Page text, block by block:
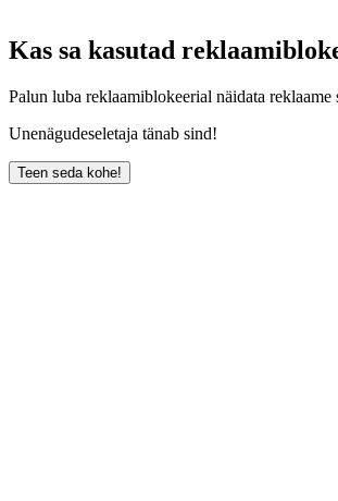
Kas sa kasutad
Palun luba reklaamiblokeerial näidata reklaame
Unenägudeseletaja tänab sind!
Teen seda kohe!